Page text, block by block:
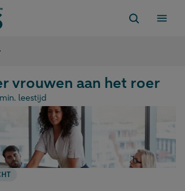
aan
het
vrouwen aan het roer
leestijd